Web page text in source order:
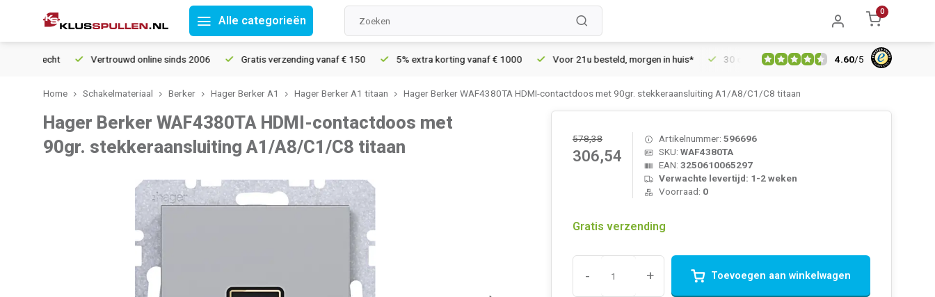
Alle categorieën
0
Vertrouwd online sinds 2006 Gratis verzending vanaf € 150 5% extra korting vanaf € 1000 Voor 21u besteld, morgen in huis* 30 dagen retourrecht Vertrouwd online sinds
4.60/5
Home Schakelmateriaal Berker Hager Berker A1 Hager Berker A1 titaan Hager Berker WAF4380TA HDMI-contactdoos met 90gr. stekkeraansluiting A1/A8/C1/C8 titaan
Hager Berker WAF4380TA HDMI-contactdoos met
90gr. stekkeraansluiting A1/A8/C1/C8 titaan
578,38
306,54
Artikelnummer: 596696
SKU: WAF4380TA
EAN: 3250610065297
Verwachte levertijd: 1-2 weken
Voorraad: 0
Gratis verzending
- + Toevoegen aan winkelwagen